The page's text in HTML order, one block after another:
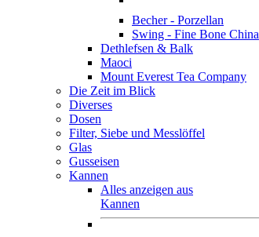
Becher - Porzellan
Swing - Fine Bone China
Dethlefsen & Balk
Maoci
Mount Everest Tea Company
Die Zeit im Blick
Diverses
Dosen
Filter, Siebe und Messlöffel
Glas
Gusseisen
Kannen
Alles anzeigen aus
Kannen